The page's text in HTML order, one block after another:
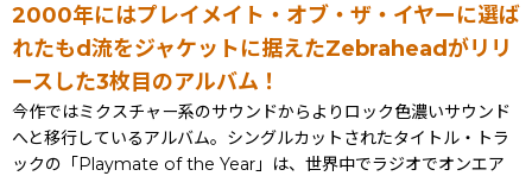
2000年にはプレイメイト・オブ・ザ・イヤーに選ば
れたもd流をジャケットに据えたZebraheadがリリ
ースした3枚目のアルバム！
今作ではミクスチャー系のサウンドからよりロック色濃いサウンド
へと移行しているアルバム。シングルカットされたタイトル・トラ
ックの「Playmate of the Year」は、世界中でラジオでオンエア